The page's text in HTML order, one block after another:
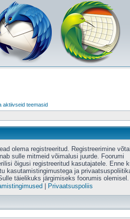
aktiivseid teemasid
olema registreeritud. Registreerimine
sulle mitmeid võimalusi juurde. Foorumi
õigusi registreeritud kasutajatele. Enne
kasutamistingimustega ja
täielikuks järgimiseks foorumis olemisel.
Privaatsuspoliis